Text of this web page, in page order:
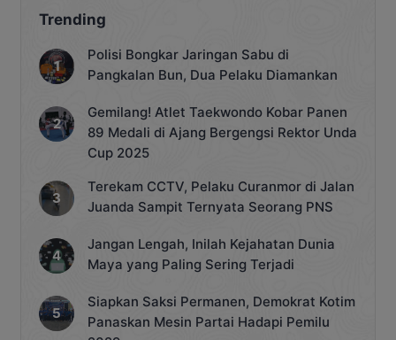
Trending
Polisi Bongkar Jaringan Sabu di
Pangkalan Bun, Dua Pelaku Diamankan
Gemilang! Atlet Taekwondo Kobar Panen
89 Medali di Ajang Bergengsi Rektor Unda
Cup 2025
Terekam CCTV, Pelaku Curanmor di Jalan
Juanda Sampit Ternyata Seorang PNS
Jangan Lengah, Inilah Kejahatan Dunia
Maya yang Paling Sering Terjadi
Siapkan Saksi Permanen, Demokrat Kotim
Panaskan Mesin Partai Hadapi Pemilu